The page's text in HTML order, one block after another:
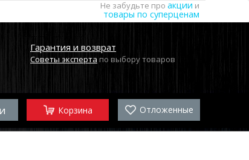
Не забудьте про акции и
товары по суперценам
Гарантия и возврат
Советы эксперта по выбору товаров
Корзина Отложенные